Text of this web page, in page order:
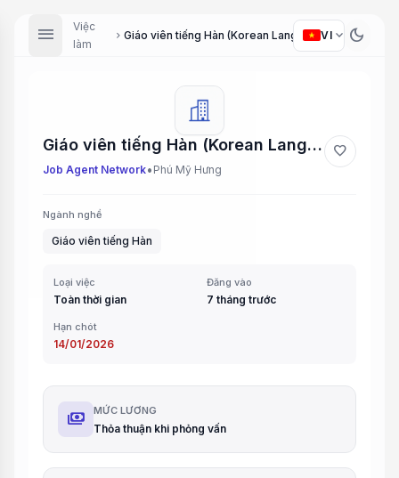
menu
Việc
làm
chevron_right Giáo viên tiếng Hàn (Korean Language Teacher)
VI expand_more dark_mode
Giáo viên tiếng Hàn (Korean Language Teacher)
Job Agent Network• Phú Mỹ Hưng
favorite
Ngành nghề
Giáo viên tiếng Hàn
Loại việc
Toàn thời gian
Đăng vào
7 tháng trước
Hạn chót
14/01/2026
payments MỨC LƯƠNG
Thỏa thuận khi phỏng vấn